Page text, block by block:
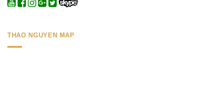
THAO NGUYEN MAP